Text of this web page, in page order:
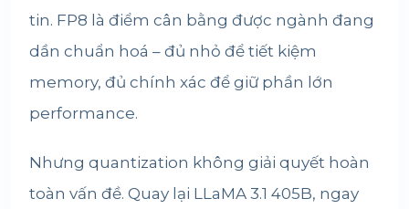
tin. FP8 là điểm cân bằng được ngành đang
dần chuẩn hoá – đủ nhỏ để tiết kiệm
memory, đủ chính xác để giữ phần lớn
performance.
Nhưng quantization không giải quyết hoàn
toàn vấn đề. Quay lại LLaMA 3.1 405B, ngay